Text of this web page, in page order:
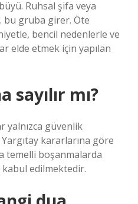
Ruhsal şifa veya
bu gruba girer. Öte
bencil nedenlerle ve
elde etmek için yapılan
sayılır mı?
yalnızca güvenlik
kararlarına göre
temelli boşanmalarda
edilmektedir.